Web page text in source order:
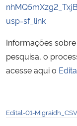
usp=sf_link
Informações
pesquisa, o
acesse aqui o
Edital-01-